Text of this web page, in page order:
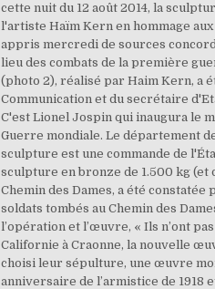
cette nuit du 12 août 2014, la
l'artiste Haïm Kern en hommage
appris mercredi de sources
lieu des combats de la première
(photo 2), réalisé par Haim Kern, a
Communication et du secrétaire
C'est Lionel Jospin qui inaugura le
Guerre mondiale. Le département
sculpture est une commande de
sculpture en bronze de 1.500 kg (et
Chemin des Dames, a été
soldats tombés au Chemin des
l’opération et l’œuvre, « Ils n’ont
Californie à Craonne, la nouvelle
choisi leur sépulture, une œuvre
anniversaire de l’armistice de 1918